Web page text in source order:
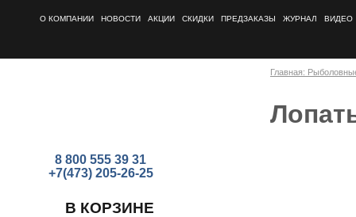
О КОМПАНИИ НОВОСТИ АКЦИИ СКИДКИ ПРЕДЗАКАЗЫ ЖУРНАЛ ВИДЕО
8 800 555 39 31
+7(473) 205-26-25
В КОРЗИНЕ
Главная: